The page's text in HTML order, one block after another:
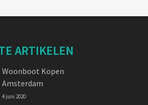
ARTIKELEN
Woonboot Kopen
Amsterdam
4 juni 2020